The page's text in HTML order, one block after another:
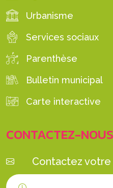
Urbanisme
Services sociaux
Parenthèse
Bulletin municipal
Carte interactive
CONTACTEZ-NOUS
Contactez votre